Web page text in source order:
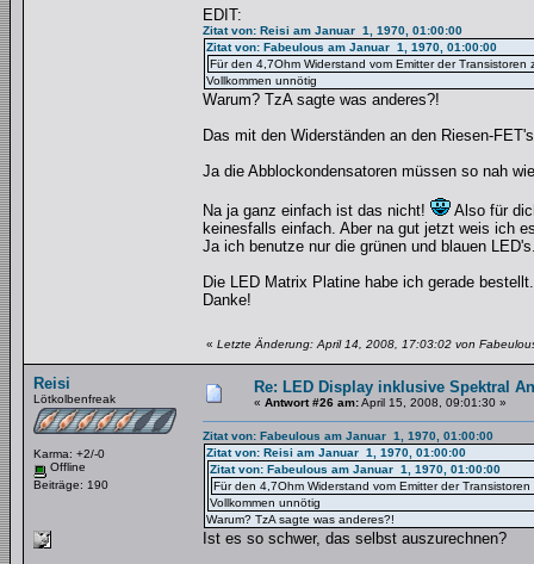
EDIT:
Zitat von: Reisi am Januar 1, 1970, 01:00:00
Zitat von: Fabeulous am Januar 1, 1970, 01:00:00
Für den 4,7Ohm Widerstand vom Emitter der
Vollkommen unnötig
Warum? TzA sagte was anderes?!
Das mit den Widerständen an den Riesen-
Ja die Abblockondensatoren müssen so nah
Na ja ganz einfach ist das nicht!
Also für
keinesfalls einfach. Aber na gut jetzt weis ich
Ja ich benutze nur die grünen und blauen
Die LED Matrix Platine habe ich gerade
Danke!
« Letzte Änderung: April 14, 2008, 17:03:02 von
Reisi
Lötkolbenfreak
Karma: +2/-0
Offline
Beiträge: 190
Re: LED Display inklusive Spektral
« Antwort #26 am:April 15, 2008, 09:01:30 »
Zitat von: Fabeulous am Januar 1, 1970, 01:00:00
Zitat von: Reisi am Januar 1, 1970, 01:00:00
Zitat von: Fabeulous am Januar 1, 1970, 01:00:00
Für den 4,7Ohm Widerstand vom Emitter der
Vollkommen unnötig
Warum? TzA sagte was anderes?!
Ist es so schwer, das selbst auszurechnen?